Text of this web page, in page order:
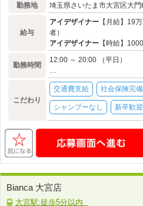
勤務地 埼玉県さいたま市大宮区大
給与
アイデザイナー 【月給】19
者）
アイデザイナー 【時給】
勤務時間
12:00 ～ 20:00 （平日）
…
こだわり
交通費支給 社会保険完備
シャンプーなし 新卒歓迎
Bianca 大宮店
大宮駅:徒歩5分以内